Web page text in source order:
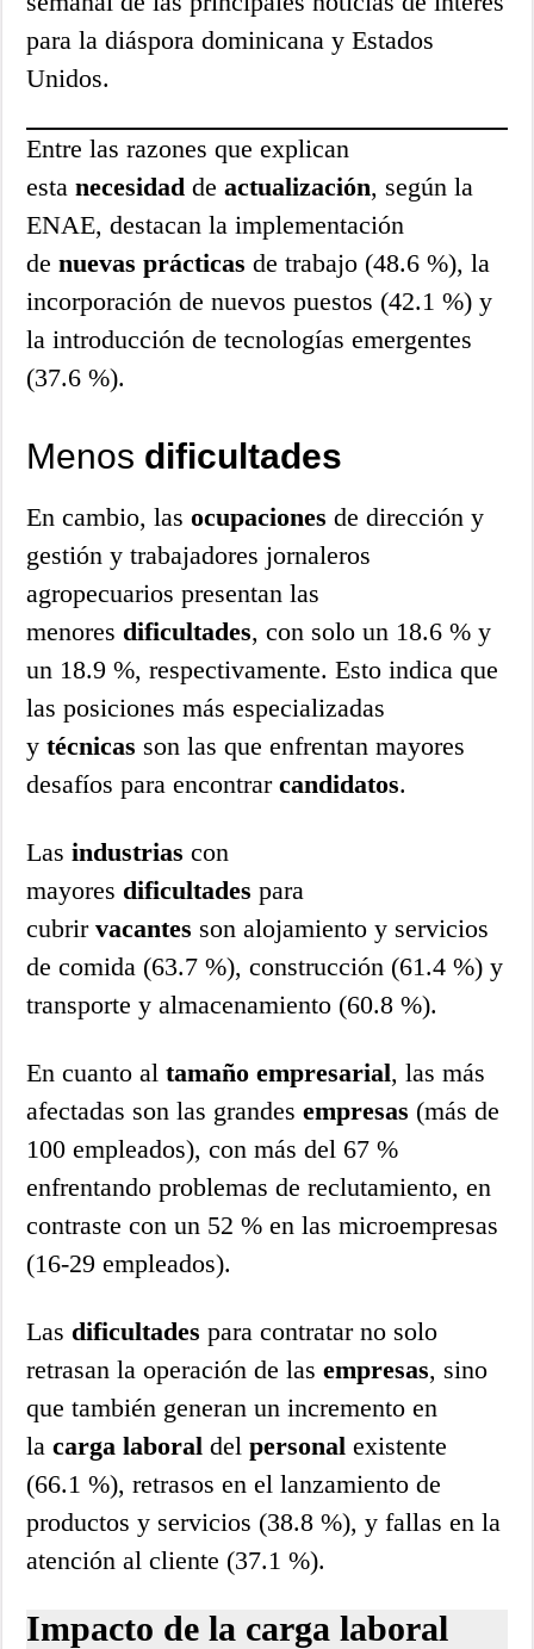
para la diáspora dominicana y Estados
Unidos.
Entre las razones que explican
estanecesidad deactualización, según la
ENAE, destacan la implementación
denuevas prácticas de trabajo (48.6 %), la
incorporación de nuevos puestos (42.1 %) y
la introducción de tecnologías emergentes
(37.6 %).
Menos dificultades
En cambio, lasocupaciones de dirección y
gestión y trabajadores jornaleros
agropecuarios presentan las
menores dificultades, con solo un 18.6 % y
un 18.9 %, respectivamente. Esto indica que
las posiciones más especializadas
ytécnicas son las que enfrentan mayores
desafíos para encontrarcandidatos.
Lasindustrias con
mayores dificultades para
cubrirvacantes son alojamiento y servicios
de comida (63.7 %), construcción (61.4 %) y
transporte y almacenamiento (60.8 %).
En cuanto altamaño empresarial, las más
afectadas son las grandesempresas (más de
100 empleados), con más del 67 %
enfrentando problemas de reclutamiento, en
contraste con un 52 % en las microempresas
(16-29 empleados).
Las dificultades para contratar no solo
retrasan la operación de lasempresas, sino
que también generan un incremento en
lacarga laboral delpersonal existente
(66.1 %), retrasos en el lanzamiento de
productos y servicios (38.8 %), y fallas en la
atención al cliente (37.1 %).
Impacto de la carga laboral